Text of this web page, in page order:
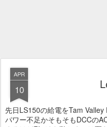
APR
10
先日LS150の給電をTam
パワー不足かそもそもDCCの